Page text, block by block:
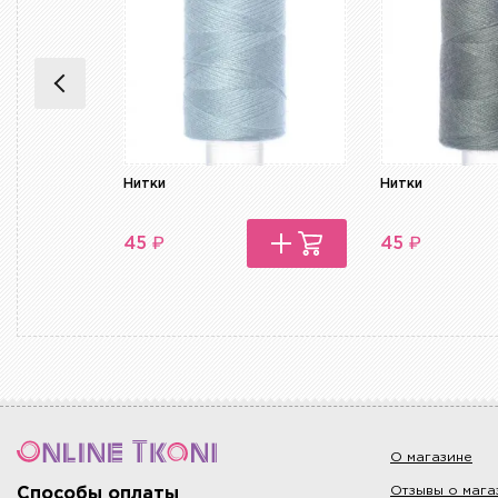
Нитки
45 ₽
Нитки
45 ₽
Способы оплаты
О магазине
Отзывы о